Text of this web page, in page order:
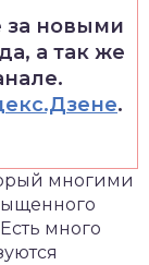
за новыми
а так же
.
многими
Есть много